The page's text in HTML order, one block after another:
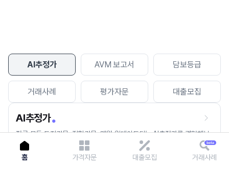
AI추정가 AVM 보고서 담보등급
거래사례 평가자문 대출모집
AI추정가
전국 모든 토지건물, 집합건물, 매월 업데이트되는 AI추정가를 경험해보
세요.
홈 가격자문 대출모집 거래사례